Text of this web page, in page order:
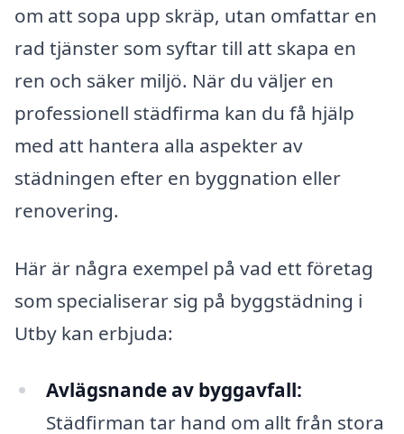
om att sopa upp skräp, utan omfattar en
rad tjänster som syftar till att skapa en
ren och säker miljö. När du väljer en
professionell städfirma kan du få hjälp
med att hantera alla aspekter av
städningen efter en byggnation eller
renovering.
Här är några exempel på vad ett företag
som specialiserar sig på byggstädning i
Utby kan erbjuda:
Avlägsnande av byggavfall:
Städfirman tar hand om allt från stora